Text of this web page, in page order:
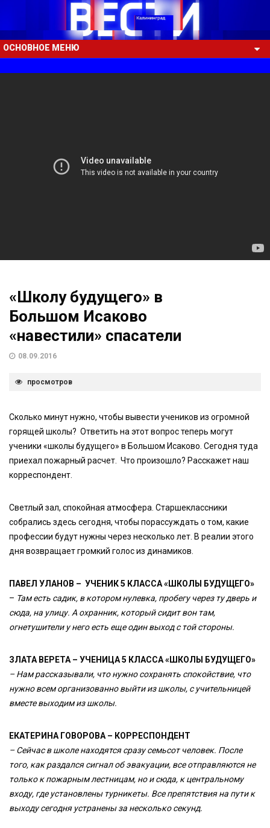
ОСНОВНОЕ МЕНЮ
«Школу будущего» в
Большом Исаково
«навестили» спасатели
08.09.2016
просмотров
Сколько минут нужно, чтобы вывести учеников из огромной
горящей школы? Ответить на этот вопрос теперь могут
ученики «школы будущего» в Большом Исаково. Сегодня туда
приехал пожарный расчет. Что произошло? Расскажет наш
корреспондент.
Светлый зал, спокойная атмосфера. Старшеклассники
собрались здесь сегодня, чтобы порассуждать о том, какие
профессии будут нужны через несколько лет. В реалии этого
дня возвращает громкий голос из динамиков.
ПАВЕЛ УЛАНОВ – УЧЕНИК 5 КЛАССА «ШКОЛЫ БУДУЩЕГО»
– Там есть садик, в котором нулевка, пробегу через ту дверь и
сюда, на улицу. А охранник, который сидит вон там,
огнетушители у него есть еще один выход с той стороны.
ЗЛАТА ВЕРЕТА – УЧЕНИЦА 5 КЛАССА «ШКОЛЫ БУДУЩЕГО»
– Нам рассказывали, что нужно сохранять спокойствие, что
нужно всем организованно выйти из школы, с учительницей
вместе выходим из школы.
ЕКАТЕРИНА ГОВОРОВА – КОРРЕСПОНДЕНТ
– Сейчас в школе находятся сразу семьсот человек. После
того, как раздался сигнал об эвакуации, все отправляются не
только к пожарным лестницам, но и сюда, к центральному
входу, где установлены турникеты. Все препятствия на пути к
выходу сегодня устранены за несколько секунд.